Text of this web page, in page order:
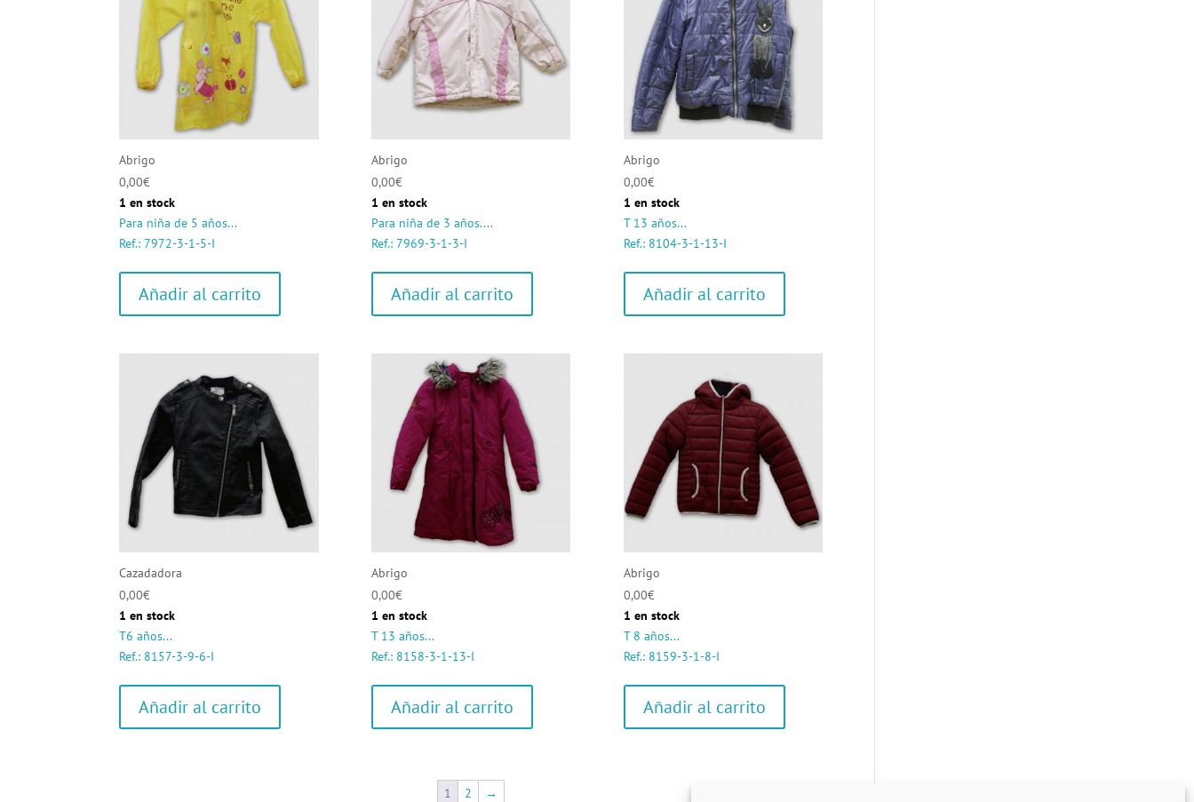
Abrigo
0,00€
1 en stock
Para niña de 5 años...
Ref.: 7972-3-1-5-I
Añadir al carrito
Abrigo
0,00€
1 en stock
Para niña de 3 años....
Ref.: 7969-3-1-3-I
Añadir al carrito
Abrigo
0,00€
1 en stock
T 13 años...
Ref.: 8104-3-1-13-I
Añadir al carrito
Cazadadora
0,00€
1 en stock
T6 años...
Ref.: 8157-3-9-6-I
Añadir al carrito
Abrigo
0,00€
1 en stock
T 13 años...
Ref.: 8158-3-1-13-I
Añadir al carrito
Abrigo
0,00€
1 en stock
T 8 años...
Ref.: 8159-3-1-8-I
Añadir al carrito
1 2 →